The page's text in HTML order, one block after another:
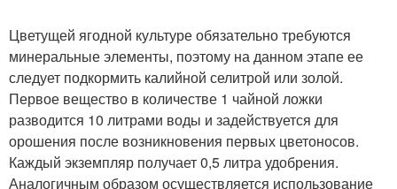
Цветущей ягодной культуре обязательно требуются
минеральные элементы, поэтому на данном этапе ее
следует подкормить калийной селитрой или золой.
Первое вещество в количестве 1 чайной ложки
разводится 10 литрами воды и задействуется для
орошения после возникновения первых цветоносов.
Каждый экземпляр получает 0,5 литра удобрения.
Аналогичным образом осуществляется использование